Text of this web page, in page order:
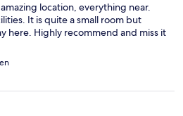
location, everything near.
It is quite a small room but
here. Highly recommend and miss it